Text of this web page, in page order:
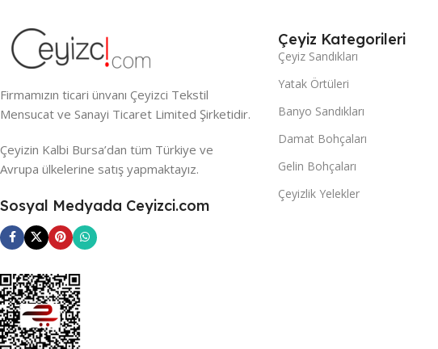
Firmamızın ticari ünvanı Çeyizci Tekstil
Mensucat ve Sanayi Ticaret Limited Şirketidir.
Çeyizin Kalbi Bursa’dan tüm Türkiye ve
Avrupa ülkelerine satış yapmaktayız.
Sosyal Medyada Ceyizci.com
Çeyiz Kategorileri
Çeyiz Sandıkları
Yatak Örtüleri
Banyo Sandıkları
Damat Bohçaları
Gelin Bohçaları
Çeyizlik Yelekler